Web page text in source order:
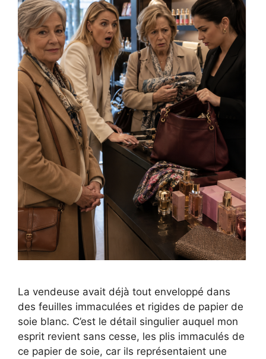
La vendeuse avait déjà tout enveloppé dans
des feuilles immaculées et rigides de papier de
soie blanc. C’est le détail singulier auquel mon
esprit revient sans cesse, les plis immaculés de
ce papier de soie, car ils représentaient une